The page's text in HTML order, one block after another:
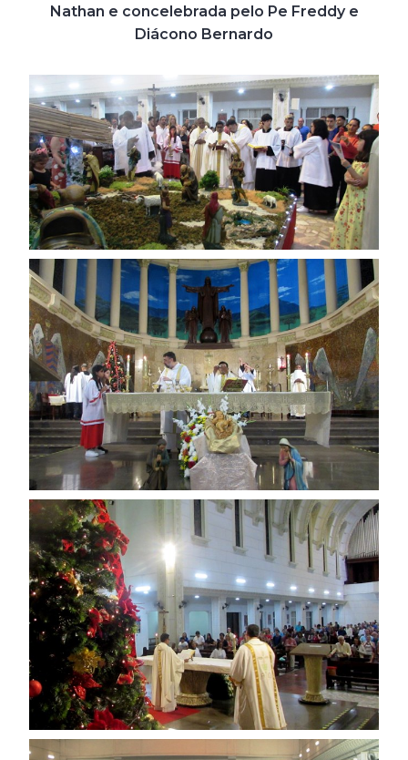
Nathan e concelebrada pelo Pe Freddy e
Diácono Bernardo